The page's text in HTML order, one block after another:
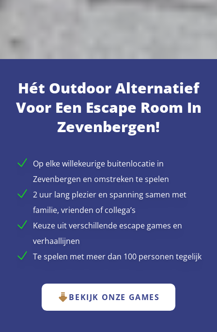
Hét Outdoor Alternatief
Voor Een Escape Room In
Zevenbergen!
Op elke willekeurige buitenlocatie in
Zevenbergen en omstreken te spelen
2 uur lang plezier en spanning samen met
familie, vrienden of collega’s
Keuze uit verschillende escape games en
verhaallijnen
Te spelen met meer dan 100 personen tegelijk
BEKIJK ONZE GAMES